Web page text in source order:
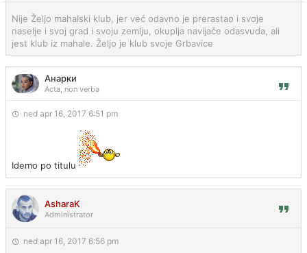
Nije Željo mahalski klub, jer već odavno je prerastao i svoje
naselje i svoj grad i svoju zemlju, okuplja navijače odasvuda, ali
jest klub iz mahale. Željo je klub svoje Grbavice
Анарки
Acta, non verba
ned apr 16, 2017 6:51 pm
Idemo po titulu
AsharaK
Administrator
ned apr 16, 2017 6:56 pm